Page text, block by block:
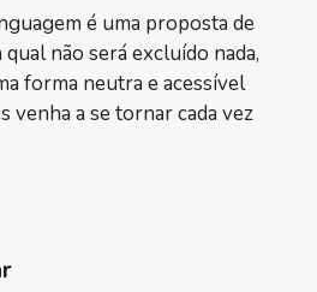
é uma proposta de
não será excluído nada,
forma neutra e acessível
venha a se tornar cada vez